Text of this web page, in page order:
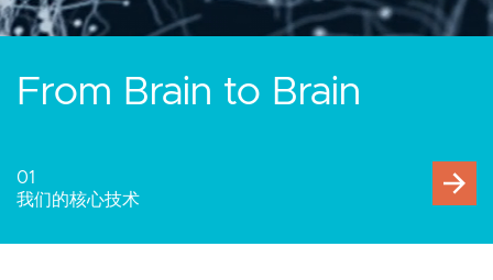
人与万物互联
02
人机交互